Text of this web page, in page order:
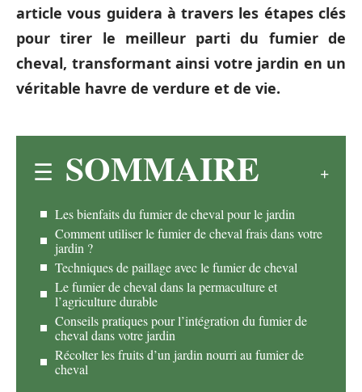
article vous guidera à travers les étapes clés
pour tirer le meilleur parti du fumier de
cheval, transformant ainsi votre jardin en un
véritable havre de verdure et de vie.
SOMMAIRE
Les bienfaits du fumier de cheval pour le jardin
Comment utiliser le fumier de cheval frais dans votre
jardin ?
Techniques de paillage avec le fumier de cheval
Le fumier de cheval dans la permaculture et
l’agriculture durable
Conseils pratiques pour l’intégration du fumier de
cheval dans votre jardin
Récolter les fruits d’un jardin nourri au fumier de
cheval